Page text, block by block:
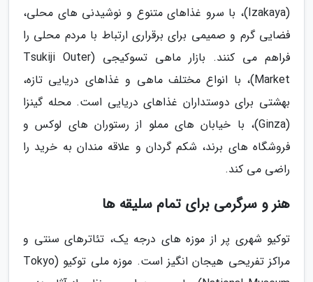
(Izakaya)، با سرو غذاهای متنوع و نوشیدنی های محلی،
فضایی گرم و صمیمی برای برقراری ارتباط با مردم محلی را
فراهم می کنند. بازار ماهی تسوکیجی (Tsukiji Outer
Market)، با انواع مختلف ماهی و غذاهای دریایی تازه،
بهشتی برای دوستداران غذاهای دریایی است. محله گینزا
(Ginza)، با خیابان های مملو از رستوران های لوکس و
فروشگاه های برند، شکم گردان و علاقه مندان به خرید را
راضی می کند.
هنر و سرگرمی برای تمام سلیقه ها
توکیو شهری پر از موزه های درجه یک، تئاترهای سنتی و
مراکز تفریحی هیجان انگیز است. موزه ملی توکیو (Tokyo